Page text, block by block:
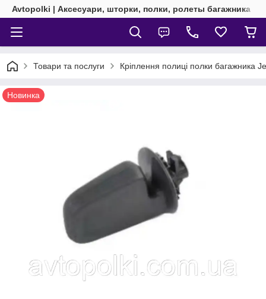
Avtopolki | Аксесуари, шторки, полки, ролеты багажника
Товари та послуги Кріплення полиці полки багажника
Новинка